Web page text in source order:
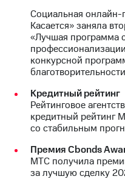
Социальная
Касается» заняла
«Лучшая программа
конкурсной
Кредитный рейтинг
Рейтинговое
кредитный рейтинг
со стабильным
Премия Cbonds
МТС получила
за лучшую сделку